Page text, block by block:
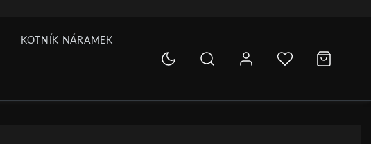
KOTNÍK NÁRAMEK